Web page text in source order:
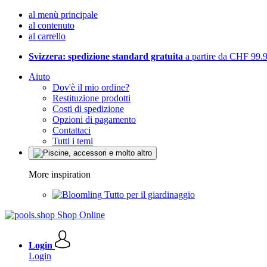
al menù principale
al contenuto
al carrello
Svizzera: spedizione standard gratuita a partire da CHF
Aiuto
Dov'è il mio ordine?
Restituzione prodotti
Costi di spedizione
Opzioni di pagamento
Contattaci
Tutti i temi
More inspiration
Tutto per il giardinaggio
Login
Login